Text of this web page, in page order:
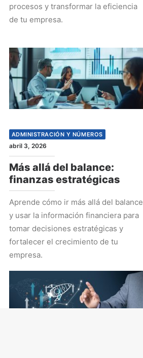
procesos y transformar la eficiencia
de tu empresa.
ADMINISTRACIÓN Y NÚMEROS
abril 3, 2026
Más allá del balance:
finanzas estratégicas
Aprende cómo ir más allá del balance
y usar la información financiera para
tomar decisiones estratégicas y
fortalecer el crecimiento de tu
empresa.